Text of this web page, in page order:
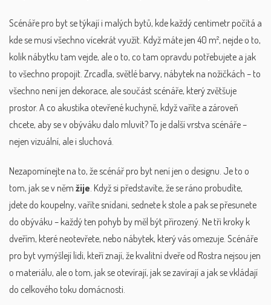
Scénáře pro byt se týkají i malých bytů, kde každý centimetr počítá a
kde se musí všechno vícekrát využít . Když máte jen 40 m², nejde o to,
kolik nábytku tam vejde, ale o to, co tam opravdu potřebujete a jak
to všechno propojit. Zrcadla, světlé barvy, nábytek na nožičkách – to
všechno není jen dekorace, ale součást scénáře, který zvětšuje
prostor. A co akustika otevřené kuchyně, když vaříte a zároveň
chcete, aby se v obýváku dalo mluvit? To je další vrstva scénáře –
nejen vizuální, ale i sluchová.
Nezapomínejte na to, že scénář pro byt není jen o designu. Je to o
tom, jak se v něm žije . Když si představíte, že se ráno probudíte,
jdete do koupelny, vaříte snídani, sednete k stole a pak se přesunete
do obýváku – každý ten pohyb by měl být přirozený. Ne tři kroky k
dveřím, které neotevřete, nebo nábytek, který vás omezuje. Scénáře
pro byt vymýšlejí lidi, kteří znají, že kvalitní dveře od Rostra nejsou jen
o materiálu, ale o tom, jak se otevírají, jak se zavírají a jak se vkládají
do celkového toku domácnosti.